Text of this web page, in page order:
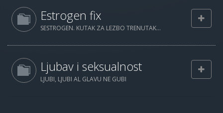
Estrogen fix
SESTROGEN. KUTAK ZA LEZBO TRENUTAK...
Ljubav i seksualnost
LJUBI, LJUBI AL GLAVU NE GUBI